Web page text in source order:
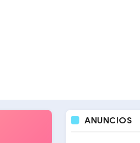
ANUNCIOS